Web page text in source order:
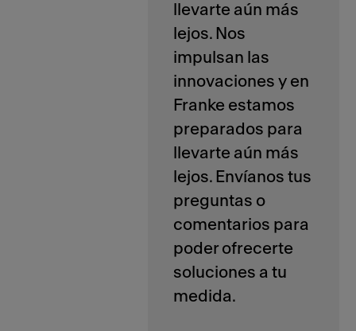
llevarte aún más
lejos. Nos
impulsan las
innovaciones y en
Franke estamos
preparados para
llevarte aún más
lejos. Envíanos tus
preguntas o
comentarios para
poder ofrecerte
soluciones a tu